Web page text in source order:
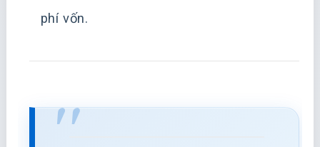
phí vốn.